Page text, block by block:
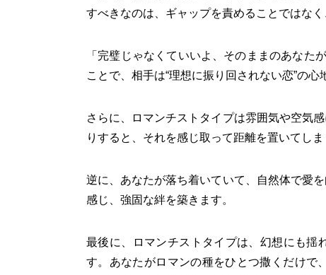
すべきなのは、ギャップを責めることではな
「完璧じゃなくていいよ、そのままのあなた
ことで、相手は“理想に振り回されない恋”の心
さらに、ロマンチストタイプは雰囲気や空気
りすると、それを感じ取って距離を置いてしま
逆に、あなたが落ち着いていて、自然体で愛
感じ、強固な絆を築きます。
最後に、ロマンチストタイプは、幻想にも揺
す。あなたがロマンの種をひとつ撒くだけで